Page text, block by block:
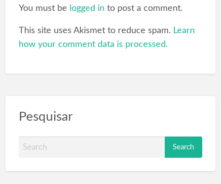
You must be logged in to post a comment.
This site uses Akismet to reduce spam. Learn
how your comment data is processed.
Pesquisar
a